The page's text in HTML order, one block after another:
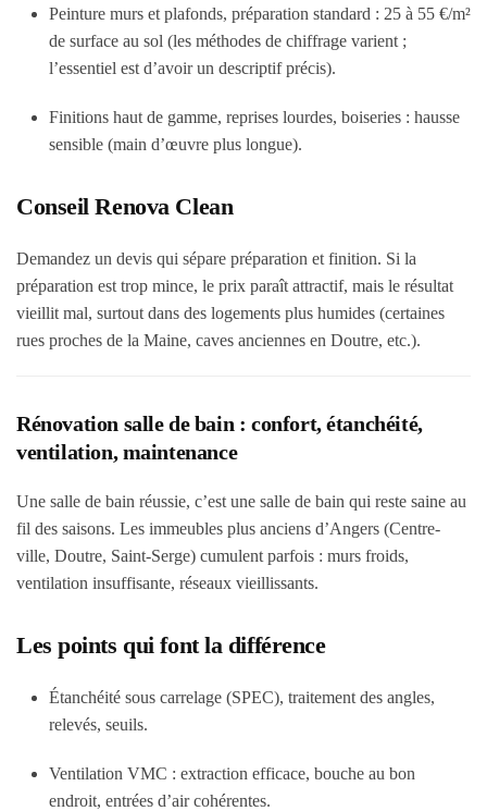
Peinture murs et plafonds, préparation standard : 25 à 55 €/m²
de surface au sol (les méthodes de chiffrage varient ;
l’essentiel est d’avoir un descriptif précis).
Finitions haut de gamme, reprises lourdes, boiseries : hausse
sensible (main d’œuvre plus longue).
Conseil Renova Clean
Demandez un devis qui sépare préparation et finition. Si la
préparation est trop mince, le prix paraît attractif, mais le résultat
vieillit mal, surtout dans des logements plus humides (certaines
rues proches de la Maine, caves anciennes en Doutre, etc.).
Rénovation salle de bain : confort, étanchéité,
ventilation, maintenance
Une salle de bain réussie, c’est une salle de bain qui reste saine au
fil des saisons. Les immeubles plus anciens d’Angers (Centre-
ville, Doutre, Saint-Serge) cumulent parfois : murs froids,
ventilation insuffisante, réseaux vieillissants.
Les points qui font la différence
Étanchéité sous carrelage (SPEC), traitement des angles,
relevés, seuils.
Ventilation VMC : extraction efficace, bouche au bon
endroit, entrées d’air cohérentes.